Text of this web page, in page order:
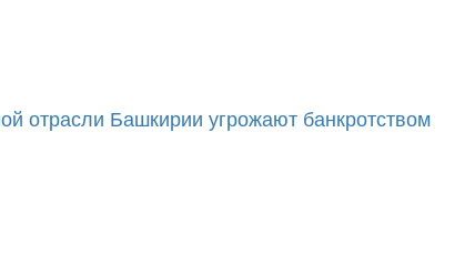
отрасли Башкирии угрожают банкротством